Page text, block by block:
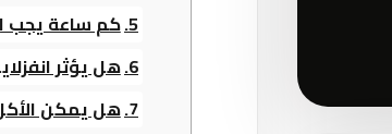
كم ساعة يجب
هل يؤثر
هل يمكن